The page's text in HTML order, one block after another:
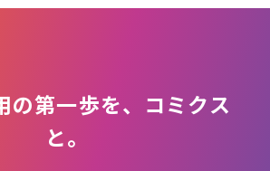
の第一歩を、コミクス
と。